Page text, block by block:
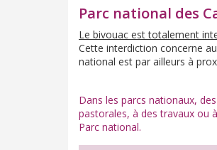
Parc national des
Le bivouac est totalement
Cette interdiction concerne
national est par ailleurs à
Dans les parcs nationaux,
pastorales, à des travaux ou
Parc national.